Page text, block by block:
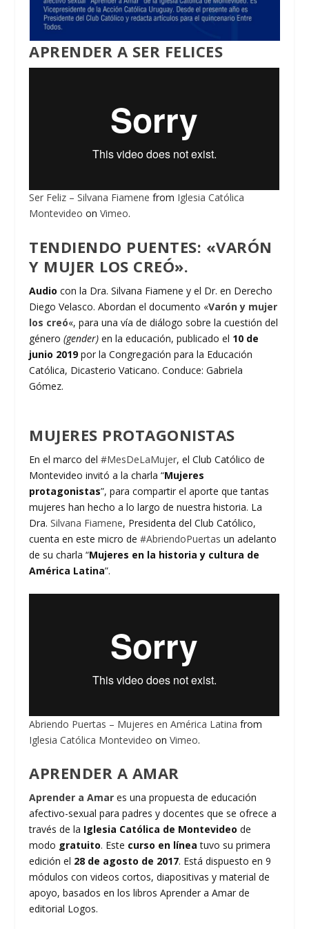
APRENDER A SER FELICES
Ser Feliz – Silvana Fiamene from Iglesia Católica
Montevideo onVimeo.
TENDIENDO PUENTES: «VARÓN
Y MUJER LOS CREÓ».
Audio con la Dra. Silvana Fiamene y el Dr. en Derecho
Diego Velasco. Abordan el documento «Varón y mujer
los creó«, para una vía de diálogo sobre la cuestión del
género(gender) en la educación, publicado el 10 de
junio 2019por la Congregación para la Educación
Católica, Dicasterio Vaticano. Conduce: Gabriela
Gómez.
MUJERES PROTAGONISTAS
En el marco del#MesDeLaMujer, el Club Católico de
Montevideo invitó a la charla “Mujeres
protagonistas”, para compartir el aporte que tantas
mujeres han hecho a lo largo de nuestra historia. La
Dra.Silvana Fiamene, Presidenta del Club Católico,
cuenta en este micro de#AbriendoPuertas un adelanto
de su charla “Mujeres en la historia y cultura de
América Latina”.
Abriendo Puertas – Mujeres en América Latina from
Iglesia Católica Montevideo onVimeo.
APRENDER A AMAR
Aprender a Amar es una propuesta de educación
afectivo-sexual para padres y docentes que se ofrece a
través de la Iglesia Católica de Montevideo de
modo gratuito. Este curso en línea tuvo su primera
edición el 28 de agosto de 2017. Está dispuesto en 9
módulos con videos cortos, diapositivas y material de
apoyo, basados en los libros Aprender a Amar de
editorial Logos.